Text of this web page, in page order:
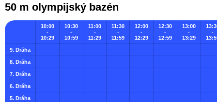
50 m olympijský bazén
10:00
-
10:29
10:30
-
10:59
11:00
-
11:29
11:30
-
11:59
12:00
-
12:29
12:30
-
12:59
13:00
-
13:29
-
9. Dráha
8. Dráha
7. Dráha
6. Dráha
5. Dráha